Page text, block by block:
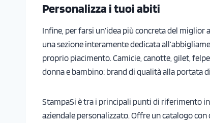
Personalizza i tuoi abiti
Infine, per farsi un’idea più concreta del
una sezione interamente dedicata
proprio piacimento. Camicie, canotte, gilet,
donna e bambino: brand di qualità alla portata
StampaSi è tra i principali punti di riferimento
aziendale personalizzato. Offre un catalogo con